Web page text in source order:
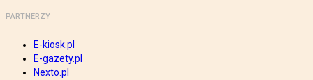
PARTNERZY
E-kiosk.pl
E-gazety.pl
Nexto.pl